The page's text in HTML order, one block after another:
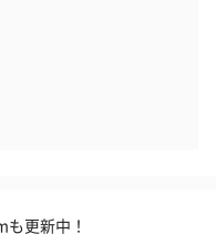
更新中！